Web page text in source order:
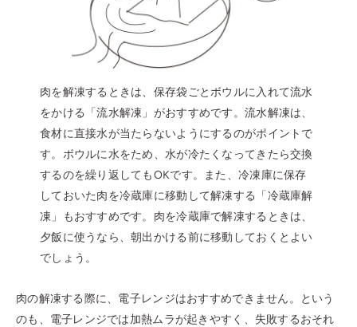
肉を解凍するときは、保存袋ごとボウルに入れて流水
をかける「流水解凍」がおすすめです。流水解凍は、
食材に直接水が当たらないようにするのがポイントで
す。ボウルに水をため、水が冷たくなってきたら交換
するのを繰り返してもOKです。また、冷凍庫に保存
しておいた肉を冷蔵庫に移動して解凍する「冷蔵庫解
凍」もおすすめです。肉を冷蔵庫で解凍するときは、
夕飯に使うなら、朝出かける前に移動しておくとよい
でしょう。
肉の解凍する際に、電子レンジはおすすめできません。という
のも、電子レンジでは加熱ムラが起きやすく、失敗するおそれ